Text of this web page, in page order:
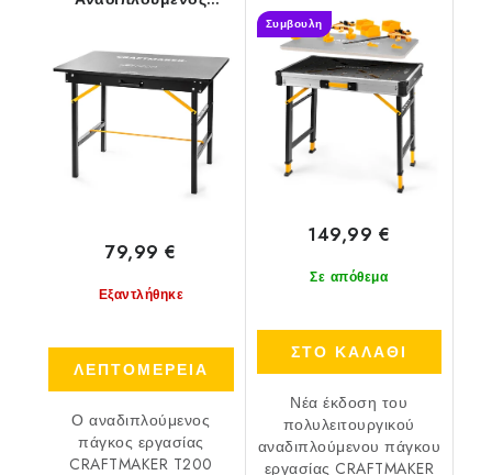
Εργασίας
Εξαντλήθηκε
79,99 €
ΛΕΠΤΟΜΕΡΕΙΑ
Ο αναδιπλούμενος
πάγκος εργασίας
CRAFTMAKER T200
Συμβουλη
Σε απόθεμα
149,99 €
ΣΤΟ ΚΑΛΑΘΙ
Νέα έκδοση του
πολυλειτουργικού
αναδιπλούμενου πάγκου
εργασίας CRAFTMAKER